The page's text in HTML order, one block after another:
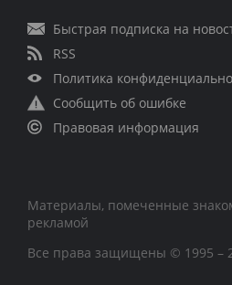
Быстрая подписка на
RSS
Политика
Сообщить об ошибке
Правовая информация
Материалы, помеченные
рекламой
Все права защищены © 1995 –